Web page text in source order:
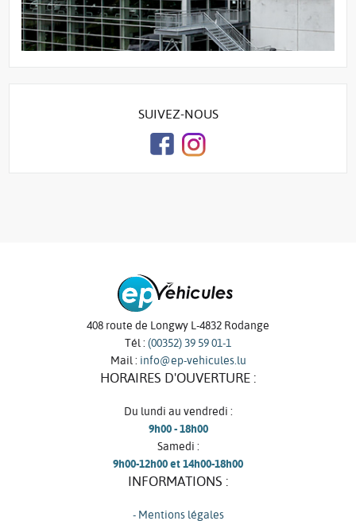
SUIVEZ-NOUS
408 route de Longwy L-4832 Rodange
Tél : (00352) 39 59 01-1
Mail : info@ep-vehicules.lu
HORAIRES D'OUVERTURE :
Du lundi au vendredi :
9h00 - 18h00
Samedi :
9h00-12h00 et 14h00-18h00
INFORMATIONS :
- Mentions légales